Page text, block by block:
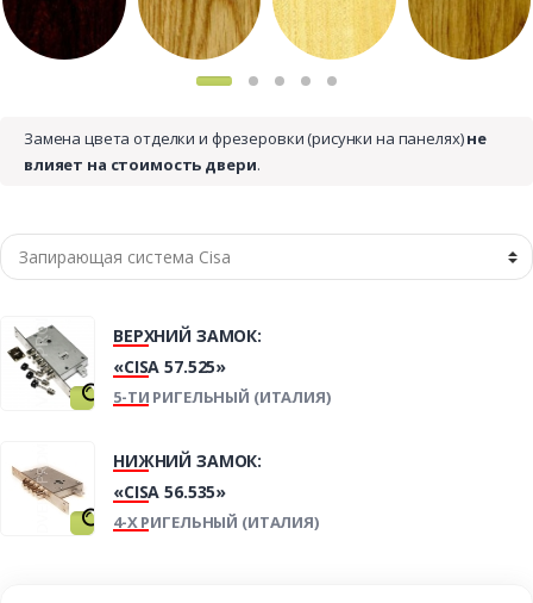
Замена цвета отделки и фрезеровки (рисунки на панелях)не
влияет на стоимость двери.
ВЕРХНИЙ ЗАМОК:
«CISA 57.525»
5-ТИ РИГЕЛЬНЫЙ (ИТАЛИЯ)
НИЖНИЙ ЗАМОК:
«CISA 56.535»
4-Х РИГЕЛЬНЫЙ (ИТАЛИЯ)